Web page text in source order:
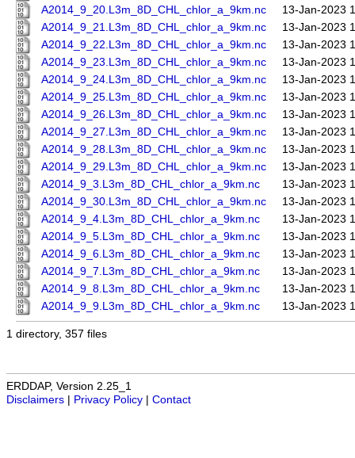
A2014_9_20.L3m_8D_CHL_chlor_a_9km.nc
13-Jan-2023
A2014_9_21.L3m_8D_CHL_chlor_a_9km.nc
13-Jan-2023
A2014_9_22.L3m_8D_CHL_chlor_a_9km.nc
13-Jan-2023
A2014_9_23.L3m_8D_CHL_chlor_a_9km.nc
13-Jan-2023
A2014_9_24.L3m_8D_CHL_chlor_a_9km.nc
13-Jan-2023
A2014_9_25.L3m_8D_CHL_chlor_a_9km.nc
13-Jan-2023
A2014_9_26.L3m_8D_CHL_chlor_a_9km.nc
13-Jan-2023
A2014_9_27.L3m_8D_CHL_chlor_a_9km.nc
13-Jan-2023
A2014_9_28.L3m_8D_CHL_chlor_a_9km.nc
13-Jan-2023
A2014_9_29.L3m_8D_CHL_chlor_a_9km.nc
13-Jan-2023
A2014_9_3.L3m_8D_CHL_chlor_a_9km.nc
13-Jan-2023
A2014_9_30.L3m_8D_CHL_chlor_a_9km.nc
13-Jan-2023
A2014_9_4.L3m_8D_CHL_chlor_a_9km.nc
13-Jan-2023
A2014_9_5.L3m_8D_CHL_chlor_a_9km.nc
13-Jan-2023
A2014_9_6.L3m_8D_CHL_chlor_a_9km.nc
13-Jan-2023
A2014_9_7.L3m_8D_CHL_chlor_a_9km.nc
13-Jan-2023
A2014_9_8.L3m_8D_CHL_chlor_a_9km.nc
13-Jan-2023
A2014_9_9.L3m_8D_CHL_chlor_a_9km.nc
13-Jan-2023
1 directory, 357 files
ERDDAP, Version 2.25_1
Disclaimers
Privacy Policy Contact